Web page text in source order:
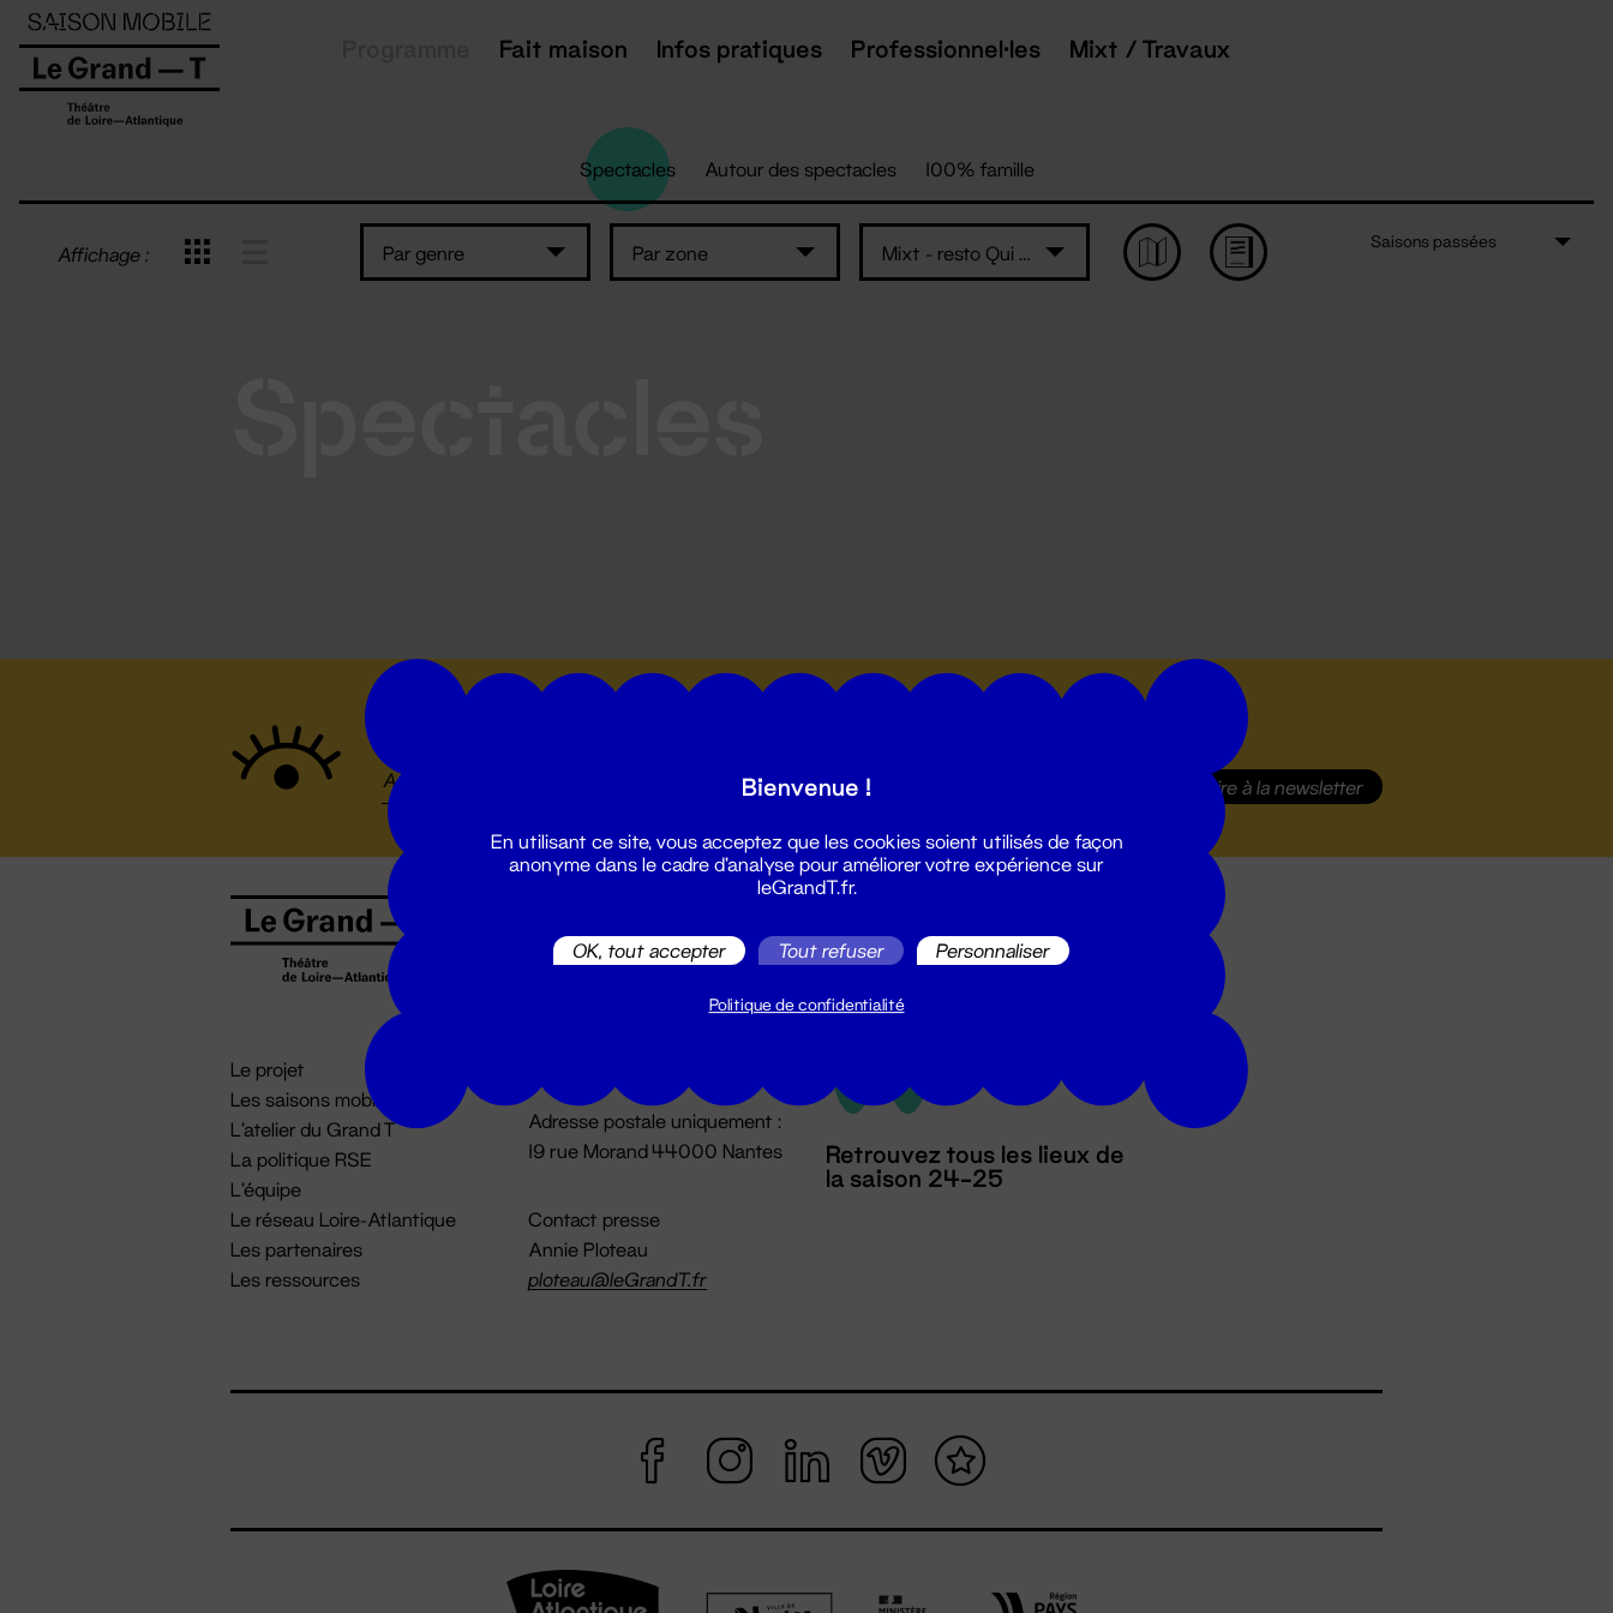
Fait maison Infos pratiques Professionnel·les Mixt / Travaux
Spectacles Autour des spectacles 100% famille
Affichage : Par genre Par zone Mixt - resto Qui Som
Saisons passées
S'inscrire à la newsletter
Le projet
Les saisons mobiles
L'atelier du Grand T
La politique RSE
L'équipe
Le réseau Loire-Atlantique
Les partenaires
Les ressources
02 51 88 25 25
billetterie@leGrandT.fr
Du lundi au vendredi 14h → 18h
Adresse postale uniquement :
19 rue Morand 44000 Nantes
Contact presse
Annie Ploteau
ploteau@leGrandT.fr
Retrouvez tous les lieux de
la saison 24-25
Panneau de gestion des cookies
Bienvenue !
En utilisant ce site, vous acceptez que les cookies soient utilisés de façon
anonyme dans le cadre d'analyse pour améliorer votre expérience sur
leGrandT.fr.
OK, tout accepter Tout refuser Personnaliser
Politique de confidentialité